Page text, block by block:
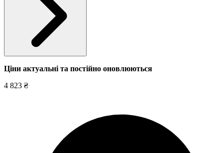
Ціни актуальні та постійно оновлюються
4 823 ₴